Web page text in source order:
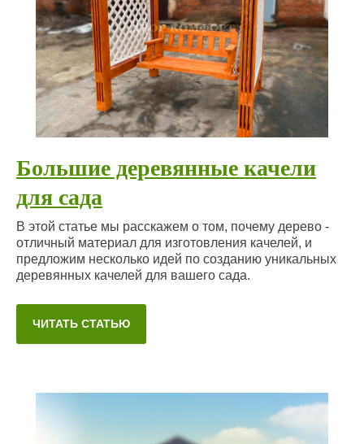
Большие деревянные качели
для сада
В этой статье мы расскажем о том, почему дерево -
отличный материал для изготовления качелей, и
предложим несколько идей по созданию уникальных
деревянных качелей для вашего сада.
ЧИТАТЬ СТАТЬЮ